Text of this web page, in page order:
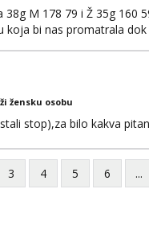
M 178 79 i Ž 35g 160
koja bi nas promatrala
žensku osobu
stop),za bilo kakva
3 4 5 6 ...